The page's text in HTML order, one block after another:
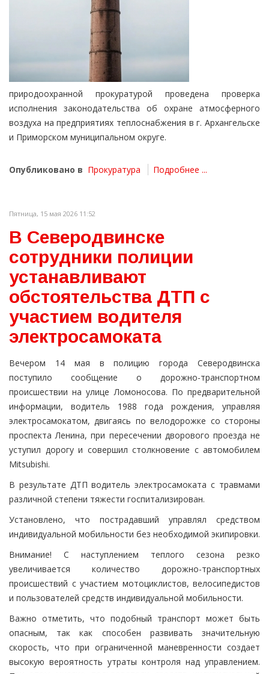
природоохранной прокуратурой проведена проверка
исполнения законодательства об охране атмосферного
воздуха на предприятиях теплоснабжения в г. Архангельске
и Приморском муниципальном округе.
Опубликовано в Прокуратура Подробнее ...
Пятница, 15 мая 2026 11:52
В Северодвинске
сотрудники полиции
устанавливают
обстоятельства ДТП с
участием водителя
электросамоката
Вечером 14 мая в полицию города Северодвинска
поступило сообщение о дорожно-транспортном
происшествии на улице Ломоносова. По предварительной
информации, водитель 1988 года рождения, управляя
электросамокатом, двигаясь по велодорожке со стороны
проспекта Ленина, при пересечении дворового проезда не
уступил дорогу и совершил столкновение с автомобилем
Mitsubishi.
В результате ДТП водитель электросамоката с травмами
различной степени тяжести госпитализирован.
Установлено, что пострадавший управлял средством
индивидуальной мобильности без необходимой экипировки.
Внимание! С наступлением теплого сезона резко
увеличивается количество дорожно-транспортных
происшествий с участием мотоциклистов, велосипедистов
и пользователей средств индивидуальной мобильности.
Важно отметить, что подобный транспорт может быть
опасным, так как способен развивать значительную
скорость, что при ограниченной маневренности создает
высокую вероятность утраты контроля над управлением.